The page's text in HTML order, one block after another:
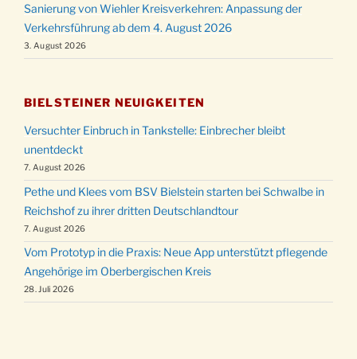
Sanierung von Wiehler Kreisverkehren: Anpassung der
Verkehrsführung ab dem 4. August 2026
3. August 2026
BIELSTEINER NEUIGKEITEN
Versuchter Einbruch in Tankstelle: Einbrecher bleibt
unentdeckt
7. August 2026
Pethe und Klees vom BSV Bielstein starten bei Schwalbe in
Reichshof zu ihrer dritten Deutschlandtour
7. August 2026
Vom Prototyp in die Praxis: Neue App unterstützt pflegende
Angehörige im Oberbergischen Kreis
28. Juli 2026